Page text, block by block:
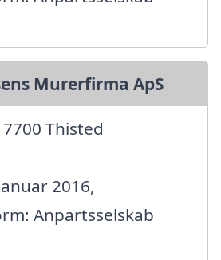
Murerfirma ApS
Thisted
2016,
Anpartsselskab